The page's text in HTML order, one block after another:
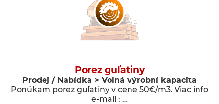
Porez guľatiny
Prodej / Nabídka > Volná výrobní kapacita
Ponúkam porez guľatiny v cene 50€/m3. Viac info
e-mail : …